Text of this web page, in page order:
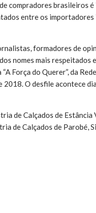
compradores brasileiros
entre os
formadores de
nomes mais
Força do Querer”, da
O desfile acontece
de Calçados de
de Calçados de Parobé,